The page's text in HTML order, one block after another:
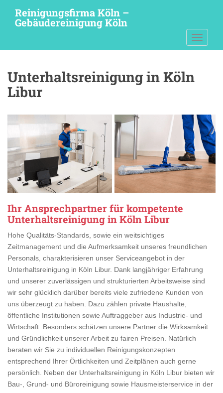
t
Reinigungsfirma Köln –
Gebäudereinigung Köln
Unterhaltsreinigung in Köln
Libur
Ihr Ansprechpartner für kompetente
Unterhaltsreinigung in Köln Libur
Hohe Qualitäts-Standards, sowie ein weitsichtiges
Zeitmanagement und die Aufmerksamkeit unseres freundlichen
Personals, charakterisieren unser Serviceangebot in der
Unterhaltsreinigung in Köln Libur. Dank langjähriger Erfahrung
und unserer zuverlässigen und strukturierten Arbeitsweise sind
wir sehr glücklich darüber bereits viele zufriedene Kunden von
uns überzeugt zu haben. Dazu zählen private Haushalte,
öffentliche Institutionen sowie Auftraggeber aus Industrie- und
Wirtschaft. Besonders schätzen unsere Partner die Wirksamkeit
und Gründlichkeit unserer Arbeit zu fairen Preisen. Natürlich
beraten wir Sie zu individuellen Reinigungskonzepten
entsprechend Ihrer Örtlichkeiten und Zeitplänen auch gerne
persönlich. Neben der Unterhaltsreinigung in Köln Libur bieten wir
Bau-, Grund- und Büroreinigung sowie Hausmeisterservice in der